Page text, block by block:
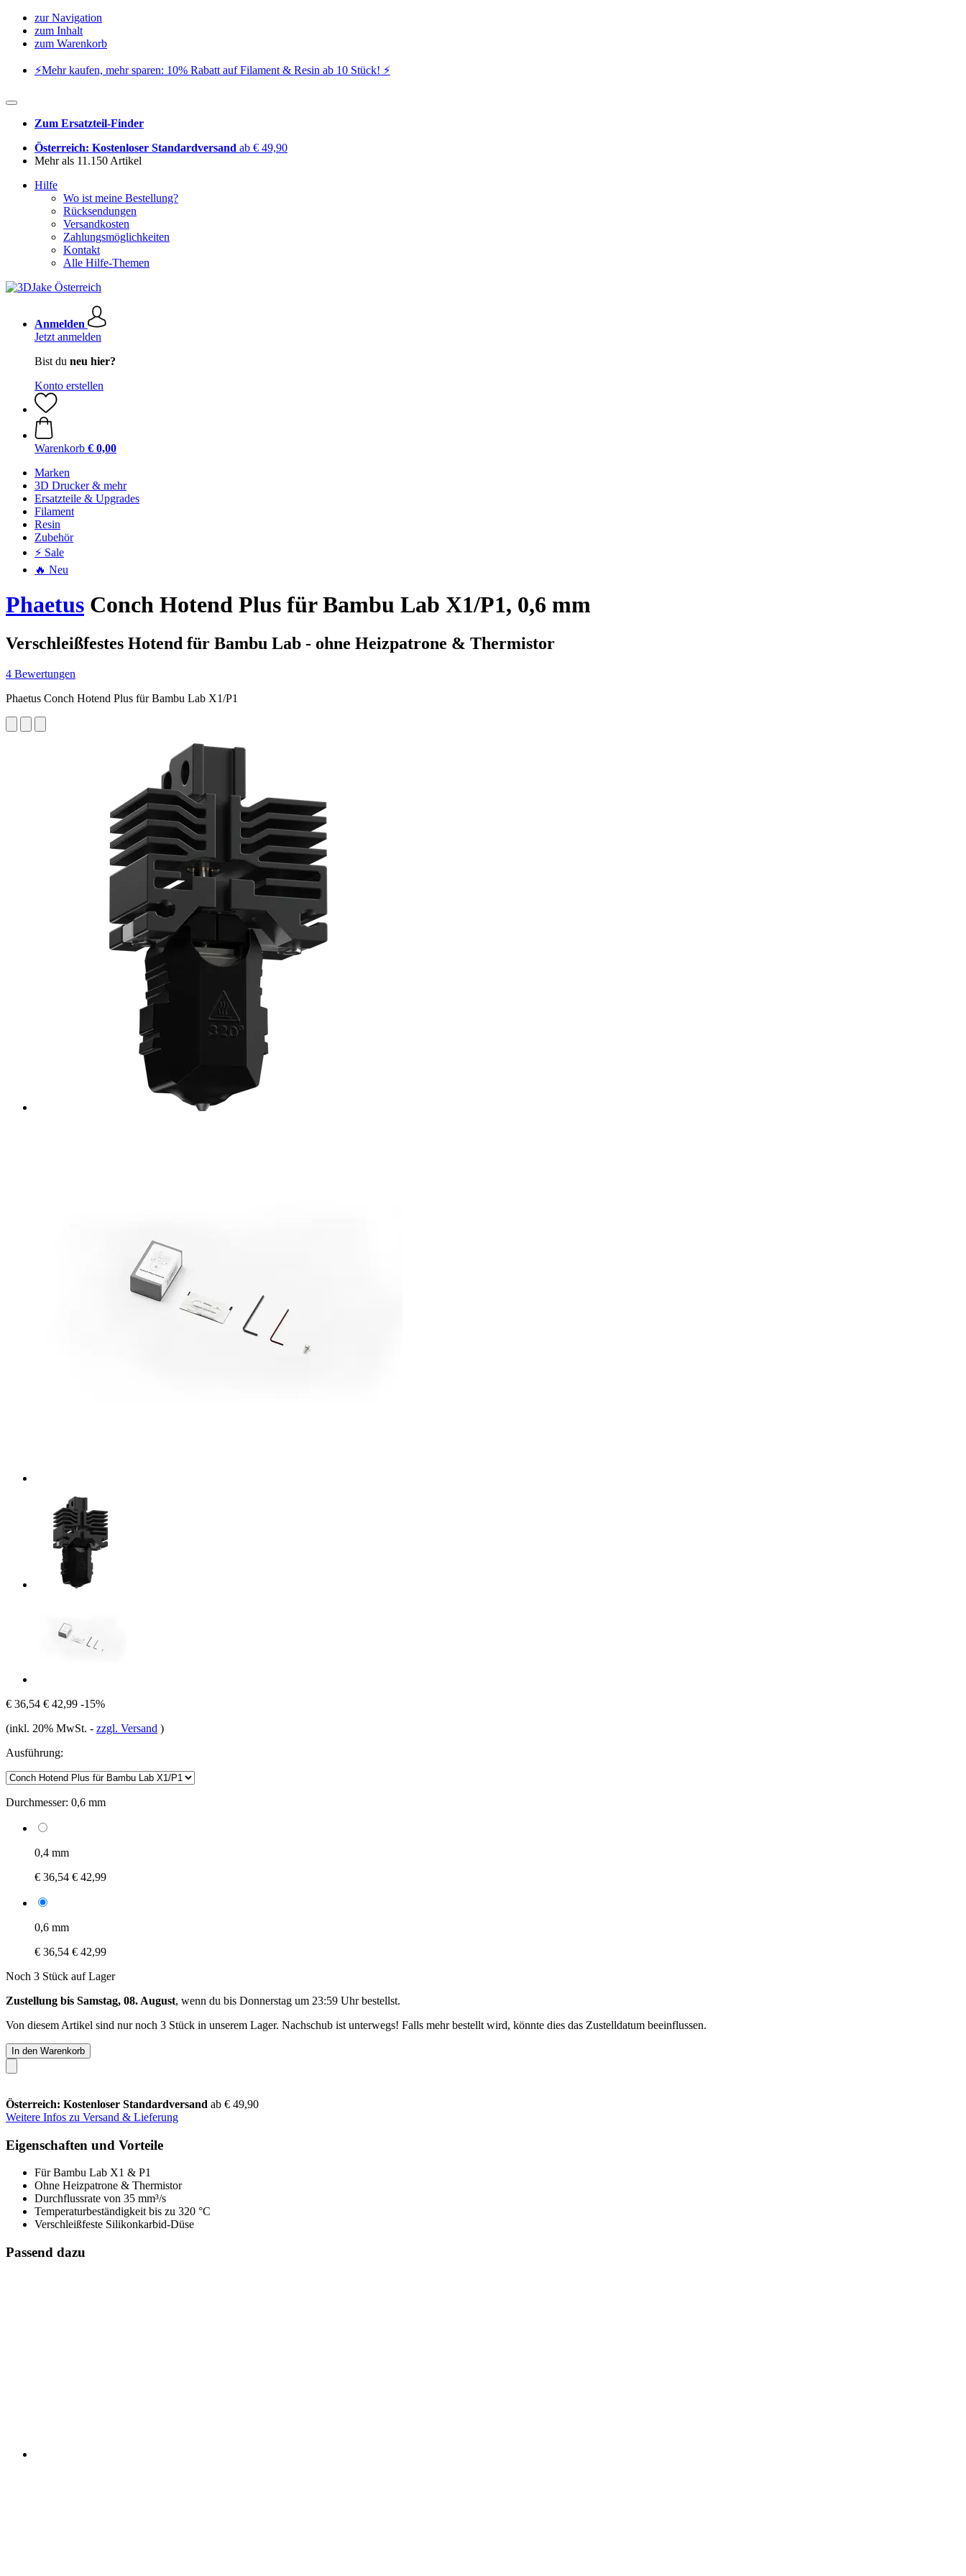
zur Navigation
zum Inhalt
zum Warenkorb
⚡️Mehr kaufen, mehr sparen: 10% Rabatt auf Filament & Resin ab 10 Stück! ⚡️
Zum Ersatzteil-Finder
Österreich: Kostenloser Standardversand ab € 49,90
Mehr als 11.150 Artikel
Hilfe
Wo ist meine Bestellung?
Rücksendungen
Versandkosten
Zahlungsmöglichkeiten
Kontakt
Alle Hilfe-Themen
Anmelden
Jetzt anmelden
Bist du neu hier?
Konto erstellen
Warenkorb € 0,00
Marken
3D Drucker & mehr
Ersatzteile & Upgrades
Filament
Resin
Zubehör
⚡ Sale
🔥 Neu
Phaetus Conch Hotend Plus für Bambu Lab X1/P1, 0,6 mm
Verschleißfestes Hotend für Bambu Lab - ohne Heizpatrone & Thermistor
4 Bewertungen
Phaetus Conch Hotend Plus für Bambu Lab X1/P1
€ 36,54 € 42,99 -15%
(inkl. 20% MwSt. - zzgl. Versand )
Ausführung:
Durchmesser: 0,6 mm
0,4 mm
€ 36,54 € 42,99
0,6 mm
€ 36,54 € 42,99
Noch 3 Stück auf Lager
Zustellung bis Samstag, 08. August, wenn du bis Donnerstag um 23:59 Uhrbestellst.
Von diesem Artikel sind nur noch 3 Stück in unserem Lager. Nachschub ist unterwegs! Falls mehr bestellt wird, könnte dies das Zustelldatum beeinflussen.
In den Warenkorb
Österreich: Kostenloser Standardversand ab € 49,90
Weitere Infos zu Versand & Lieferung
Eigenschaften und Vorteile
Für Bambu Lab X1 & P1
Ohne Heizpatrone & Thermistor
Durchflussrate von 35 mm³/s
Temperaturbeständigkeit bis zu 320 °C
Verschleißfeste Silikonkarbid-Düse
Passend dazu